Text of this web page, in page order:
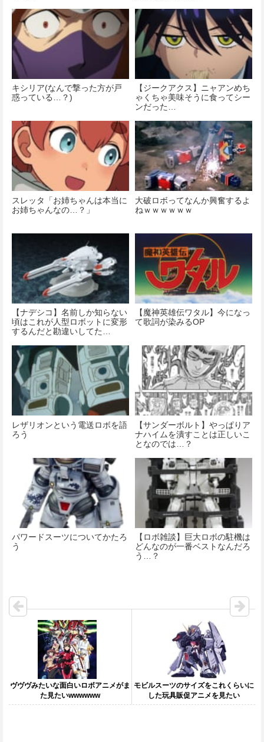
キシリア(なんで撃った方が戸
惑っている…？)
【ジークアクス】ニャアンめち
ゃくちゃ美味そうに食ってシー
ンだった…
スレッタ「お姉ちゃんは本当に
お姉ちゃんなの…？」
大破ロボってなんか興奮するよ
ねｗｗｗｗｗｗ
【ナデシコ】名前しか知らない
頃はこれが人型ロボットに変形
するんだと勘違いしてた…
【魔神英雄伝ワタル】今になっ
て歌詞が染みるOP
レザリオンという電送ロボを語
ろう
【サンダーボルト】やっぱりア
ナハイムを潰すことは正しいこ
となのでは…？
パワードスーツについてかたろ
う
【ロボ雑談】巨大ロボの駐機は
どんなのが一番ベストなんだろ
う…？
ヴヴヴみたいな面白いロボアニメがま
た見たいwwwwww
モビルスーツのサイズをこれくらいに
した玩具販促アニメを見たい